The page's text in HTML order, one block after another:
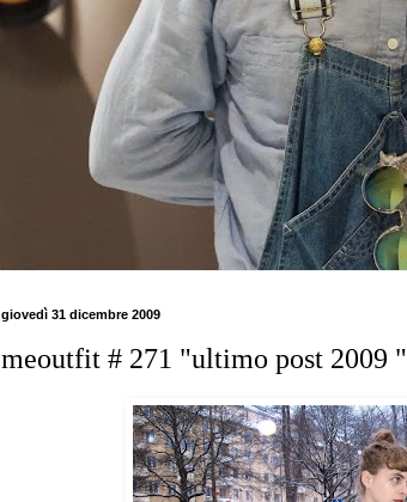
giovedì 31 dicembre 2009
meoutfit # 271 "ultimo post 2009 "